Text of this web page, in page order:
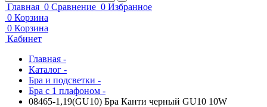
Главная 0 Сравнение 0 Избранное
0 Корзина
0 Корзина
Кабинет
Главная -
Каталог -
Бра и подсветки -
Бра с 1 плафоном -
08465-1,19(GU10) Бра Канти черный GU10 10W